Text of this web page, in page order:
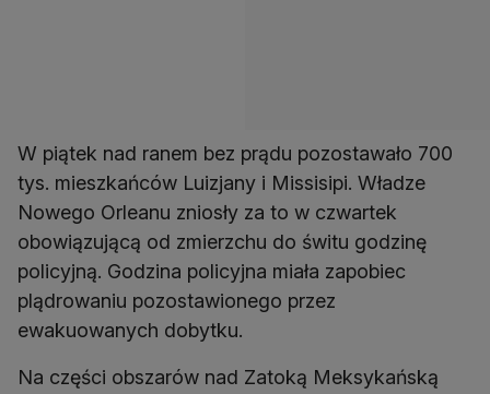
W piątek nad ranem bez prądu pozostawało 700
tys. mieszkańców Luizjany i Missisipi. Władze
Nowego Orleanu zniosły za to w czwartek
obowiązującą od zmierzchu do świtu godzinę
policyjną. Godzina policyjna miała zapobiec
plądrowaniu pozostawionego przez
ewakuowanych dobytku.
Na części obszarów nad Zatoką Meksykańską